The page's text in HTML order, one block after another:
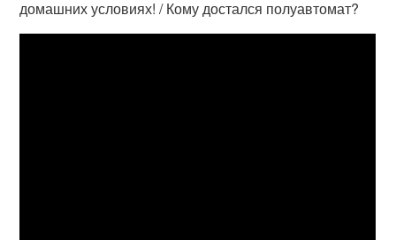
домашних условиях! / Кому достался полуавтомат?